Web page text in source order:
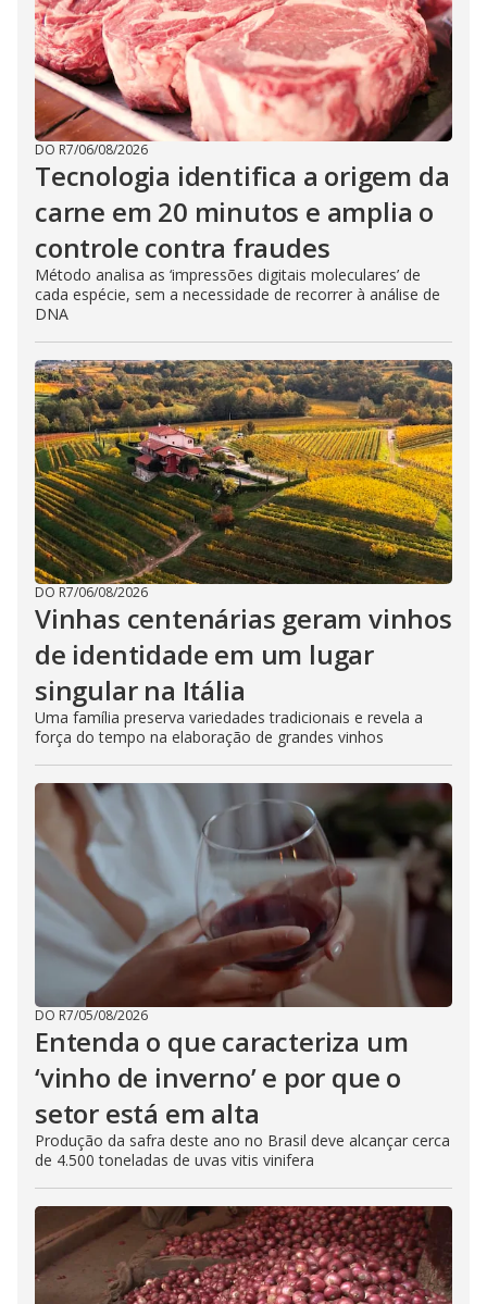
DO R7/06/08/2026
Tecnologia identifica a origem da
carne em 20 minutos e amplia o
controle contra fraudes
Método analisa as ‘impressões digitais moleculares’ de
cada espécie, sem a necessidade de recorrer à análise de
DNA
DO R7/06/08/2026
Vinhas centenárias geram vinhos
de identidade em um lugar
singular na Itália
Uma família preserva variedades tradicionais e revela a
força do tempo na elaboração de grandes vinhos
DO R7/05/08/2026
Entenda o que caracteriza um
‘vinho de inverno’ e por que o
setor está em alta
Produção da safra deste ano no Brasil deve alcançar cerca
de 4.500 toneladas de uvas vitis vinifera